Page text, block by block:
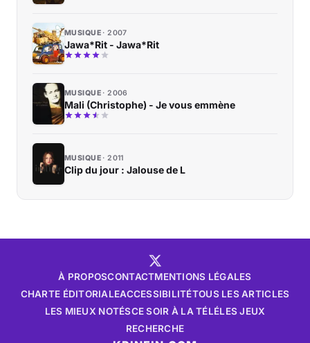
MUSIQUE 2007
Jawa*Rit - Jawa*Rit
MUSIQUE 2006
Mali (Christophe) - Je vous emmène
MUSIQUE 2011
Clip du jour : Jalouse de L
À PROPOSCONTACTMENTIONS LÉGALES
CHARTE ÉDITORIALEACCESSIBILITÉTOUS LES ARTICLES
LES MIEUX NOTÉSCE SOIR À LA TÉLÉLES JEUX
RECHERCHE